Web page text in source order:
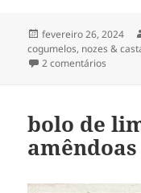
Publicado
em
fevereiro 26, 2024
cogumelos, nozes &
2 comentários
bolo de
amêndoas